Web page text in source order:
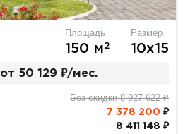
Площадь
150 м2
Размер
10х15
от 50 129 ₽/мес.
Без скидки 8 927 622 ₽
7 378 200 ₽
8 411 148 ₽